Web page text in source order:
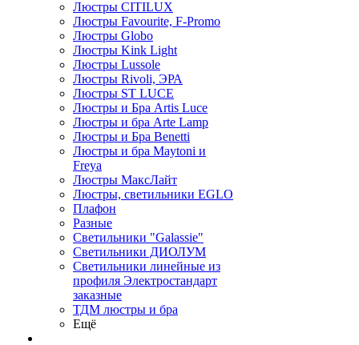
Люстры CITILUX
Люстры Favourite, F-Promo
Люстры Globo
Люстры Kink Light
Люстры Lussole
Люстры Rivoli, ЭРА
Люстры ST LUCE
Люстры и Бра Artis Luce
Люстры и бра Arte Lamp
Люстры и Бра Benetti
Люстры и бра Maytoni и
Freya
Люстры МаксЛайт
Люстры, светильники EGLO
Плафон
Разные
Светильники "Galassie"
Светильники ДИОЛУМ
Светильники линейные из
профиля Электростандарт
заказные
ТДМ люстры и бра
Ещё